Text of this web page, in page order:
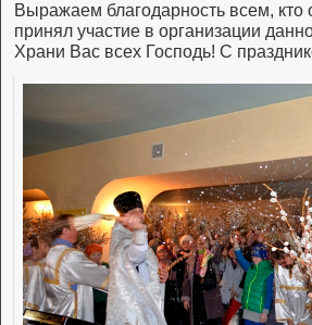
Выражаем благодарность всем, кто
принял участие в организации
Храни Вас всех Господь! С